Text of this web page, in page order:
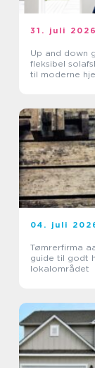
31. juli 2026
Up and down
fleksibel
til moderne
04. juli
Tømrerfirma
guide til godt
lokalområdet